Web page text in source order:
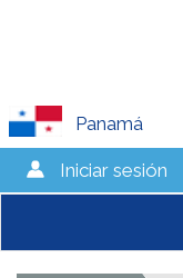
Panamá
Iniciar sesión